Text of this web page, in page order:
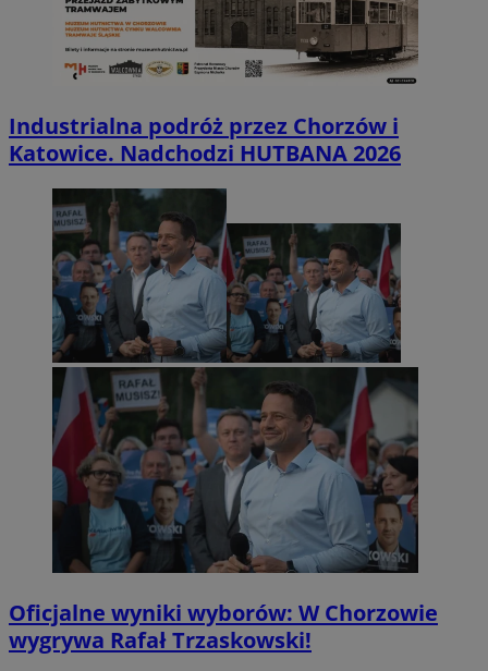
Industrialna podróż przez Chorzów i
Katowice. Nadchodzi HUTBANA 2026
Oficjalne wyniki wyborów: W Chorzowie
wygrywa Rafał Trzaskowski!